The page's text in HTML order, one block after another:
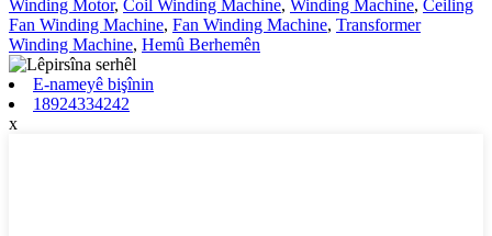
Winding Motor, Coil Winding Machine, Winding Machine, Ceiling
Fan Winding Machine, Fan Winding Machine, Transformer
Winding Machine, Hemû Berhemên
E-nameyê bişînin
18924334242
x